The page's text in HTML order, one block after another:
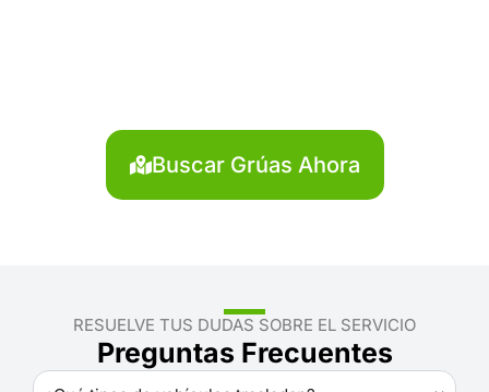
Buscar Grúas Ahora
RESUELVE TUS DUDAS SOBRE EL SERVICIO
Preguntas Frecuentes